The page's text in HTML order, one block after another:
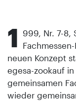
1 999, Nr. 7-8,
neuen Konzept
egesa-zookauf
gemeinsamen
wieder